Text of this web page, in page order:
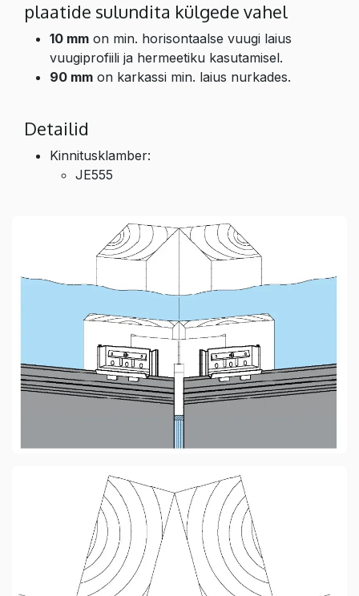
plaatide sulundita külgede vahel
10 mm on min. horisontaalse vuugi laius
vuugiprofiili ja hermeetiku kasutamisel.
90 mm on karkassi min. laius nurkades.
Detailid
Kinnitusklamber:
JE555